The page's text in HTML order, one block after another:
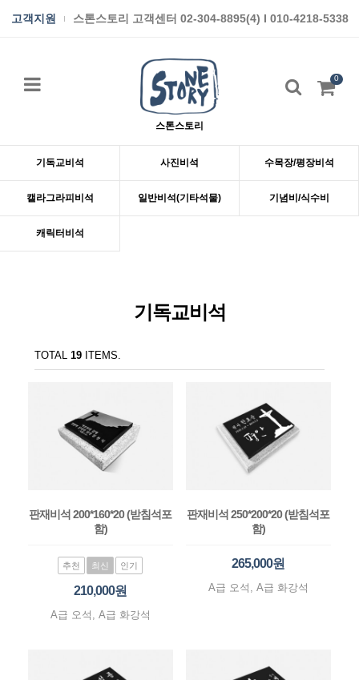
고객지원 스톤스토리 고객센터 02-304-8895(4) I 010-4218-5338
스톤스토리
0
기독교비석 사진비석 수목장/평장비석
캘라그라피비석 일반비석(기타석물) 기념비/식수비
캐릭터비석
기독교비석
TOTAL 19ITEMS.
판재비석 200*160*20 (받침석포
함)
추천 최신 인기
210,000원
A급 오석, A급 화강석
판재비석 250*200*20 (받침석포
함)
265,000원
A급 오석, A급 화강석